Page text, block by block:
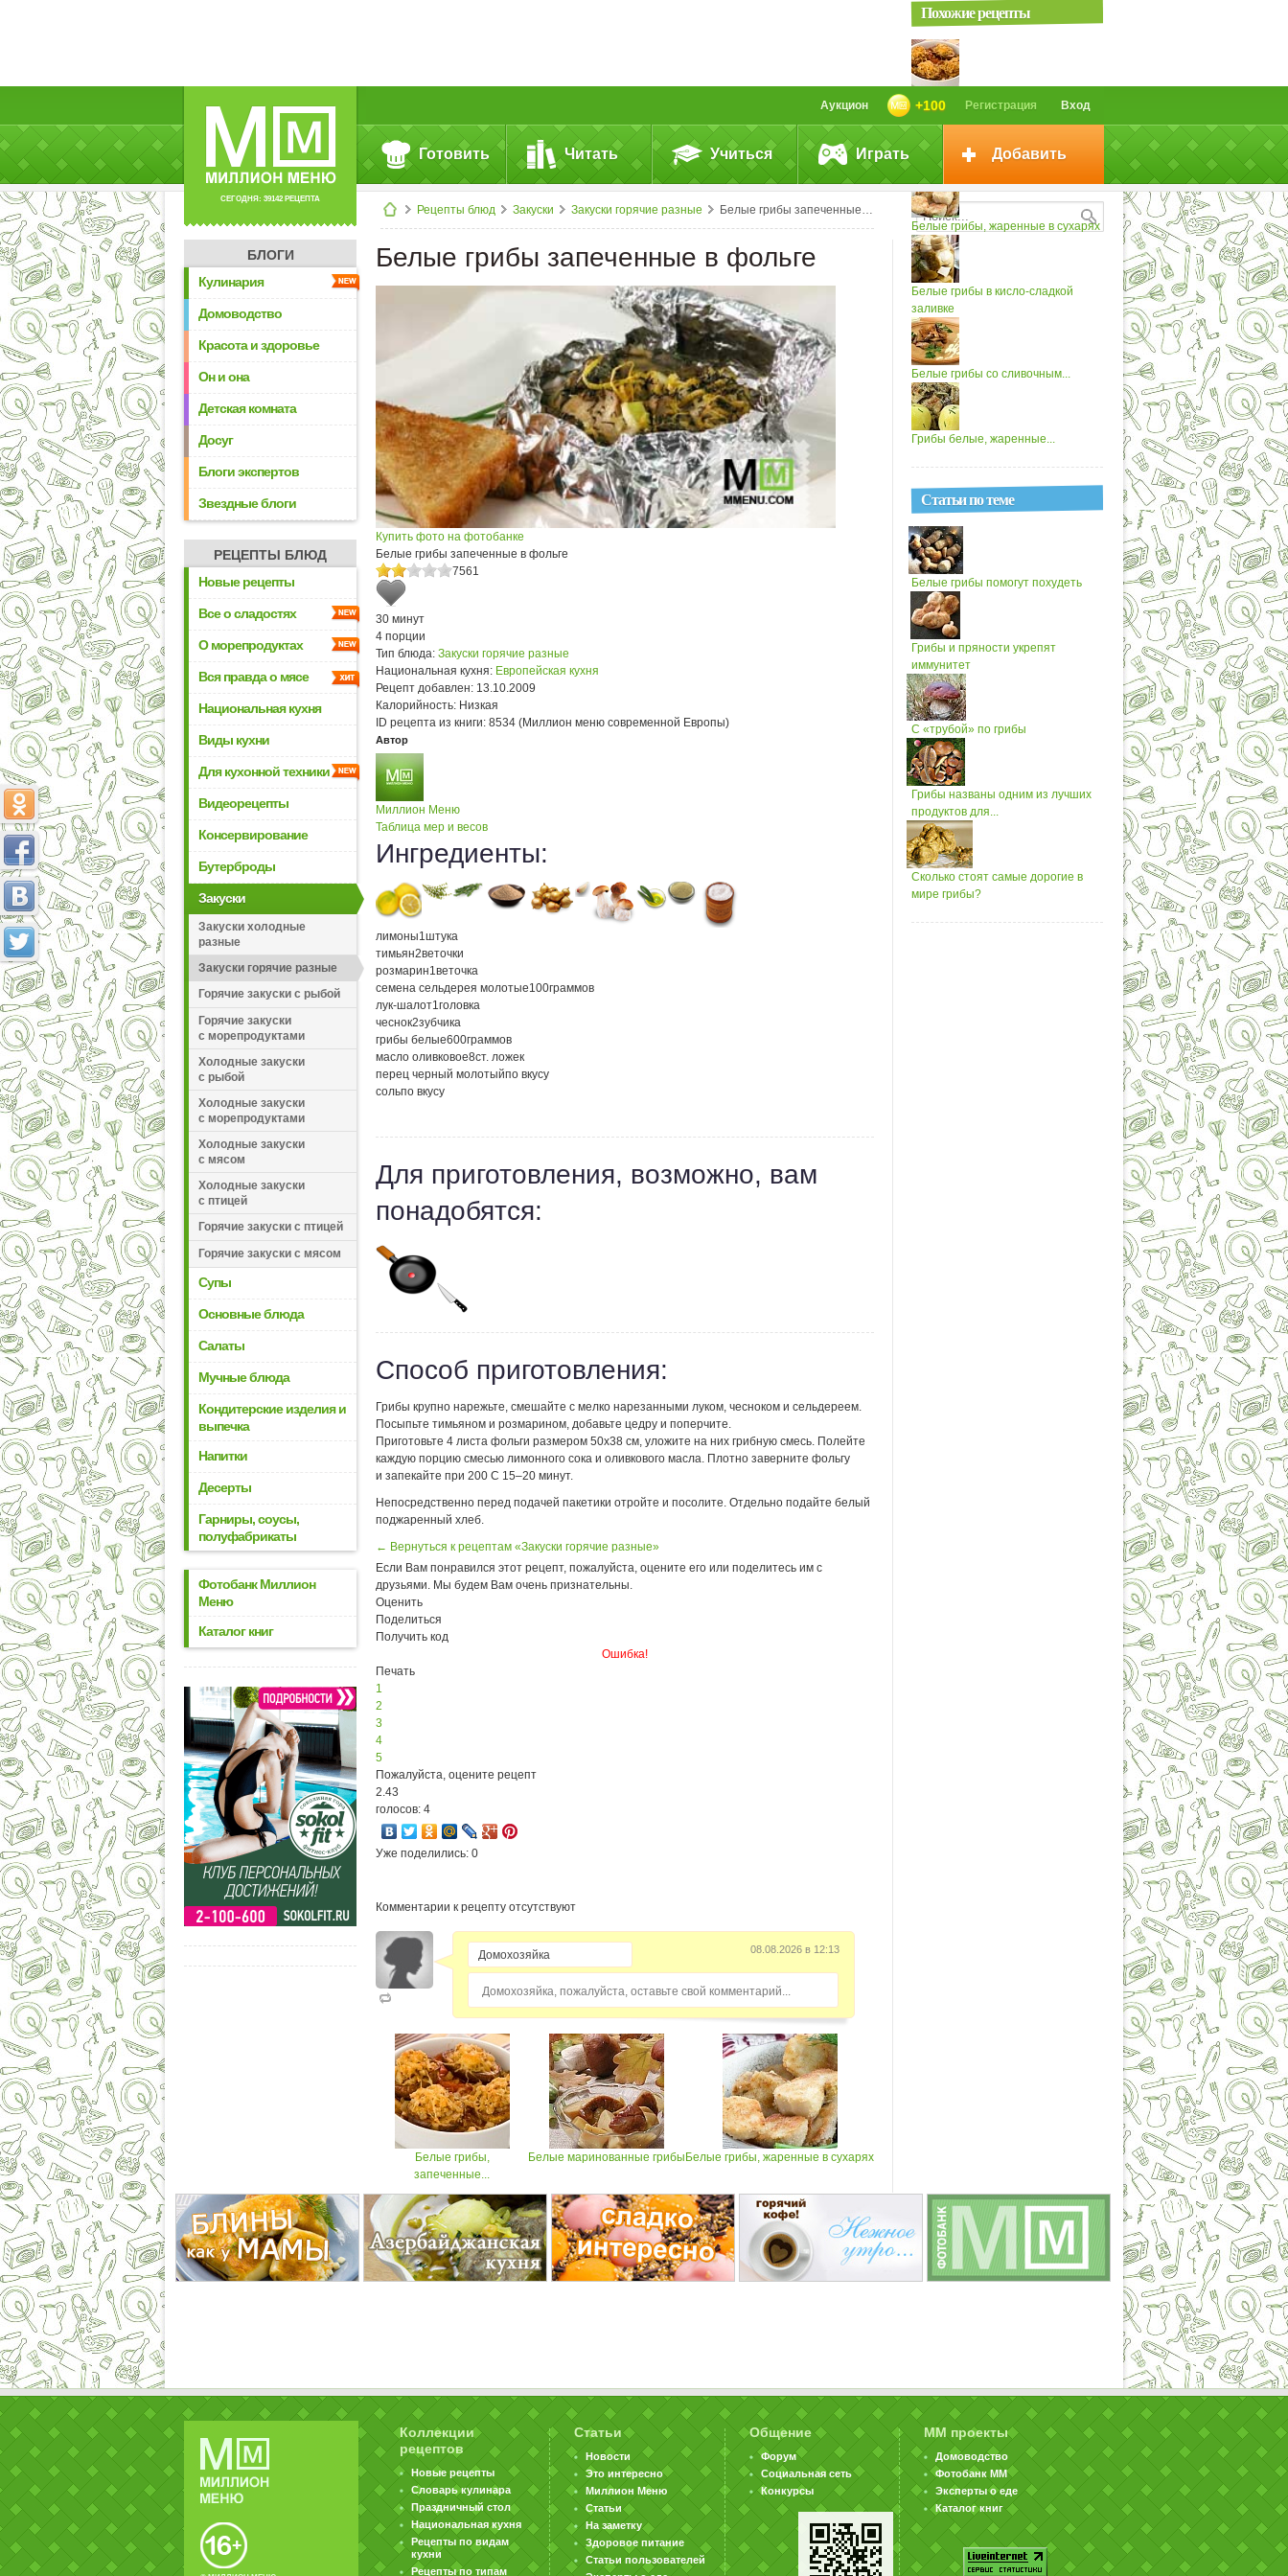
СЕГОДНЯ: 39142 РЕЦЕПТА
Вход
Регистрация
+100
Аукцион
Готовить Читать Учиться Играть Добавить
Рецепты блюд Закуски Закуски горячие разные Белые грибы запеченные в&nbsp;фольге
БЛОГИ
Кулинария
Домоводство
Красота и здоровье
Он и она
Детская комната
Досуг
Блоги экспертов
Звездные блоги
РЕЦЕПТЫ БЛЮД
Новые рецепты
Все о сладостях
О морепродуктах
Вся правда о мясе
Национальная кухня
Виды кухни
Для кухонной техники
Видеорецепты
Консервирование
Бутерброды
Закуски
Закуски холодные
разные
Закуски горячие разные
Горячие закуски с рыбой
Горячие закуски
с морепродуктами
Холодные закуски
с рыбой
Холодные закуски
с морепродуктами
Холодные закуски
с мясом
Холодные закуски
с птицей
Горячие закуски с птицей
Горячие закуски с мясом
Супы
Основные блюда
Салаты
Мучные блюда
Кондитерские изделия и
выпечка
Напитки
Десерты
Гарниры, соусы,
полуфабрикаты
Фотобанк Миллион
Меню
Каталог книг
Белые грибы запеченные в фольге
Купить фото на фотобанке
Белые грибы запеченные в фольге
7561
30 минут
4 порции
Тип блюда: Закуски горячие разные
Национальная кухня: Европейская кухня
Рецепт добавлен: 13.10.2009
Калорийность: Низкая
ID рецепта из книги: 8534 (Миллион меню современной Европы)
Автор
Миллион Меню
Таблица мер и весов
Ингредиенты:
лимоны1штука
тимьян2веточки
розмарин1веточка
семена сельдерея молотые100граммов
лук-шалот1головка
чеснок2зубчика
грибы белые600граммов
масло оливковое8ст. ложек
перец черный молотыйпо вкусу
сольпо вкусу
Для приготовления, возможно, вам
понадобятся:
Способ приготовления:
Грибы крупно нарежьте, смешайте с мелко нарезанными луком, чесноком и сельдереем.
Посыпьте тимьяном и розмарином, добавьте цедру и поперчите.
Приготовьте 4 листа фольги размером 50х38 см, уложите на них грибную смесь. Полейте
каждую порцию смесью лимонного сока и оливкового масла. Плотно заверните фольгу
и запекайте при 200 С 15–20 минут.
Непосредственно перед подачей пакетики отройте и посолите. Отдельно подайте белый
поджаренный хлеб.
← Вернуться к рецептам «Закуски горячие разные»
Если Вам понравился этот рецепт, пожалуйста, оцените его или поделитесь им с
друзьями. Мы будем Вам очень признательны.
Оценить
Поделиться
Получить код
Ошибка!
Печать
1
2
3
4
5
Пожалуйста, оцените рецепт
2.43
голосов: 4
Уже поделились: 0
Комментарии к рецепту отсутствуют
08.08.2026 в 12:13
Домохозяйка, пожалуйста, оставьте свой комментарий...
Белые грибы,
запеченные...
Белые маринованные грибы Белые грибы, жаренные в сухарях
Похожие рецепты
Белые маринованные грибы
Белые грибы, жаренные в сухарях
Белые грибы в кисло-сладкой
заливке
Белые грибы со сливочным...
Грибы белые, жаренные...
Статьи по теме
Белые грибы помогут похудеть
Грибы и пряности укрепят
иммунитет
С «трубой» по грибы
Грибы названы одним из лучших
продуктов для...
Сколько стоят самые дорогие в
мире грибы?
Коллекции
рецептов
Новые рецепты
Словарь кулинара
Праздничный стол
Национальная кухня
Рецепты по видам
кухни
Рецепты по типам
Статьи
Новости
Это интересно
Миллион Меню
Статьи
На заметку
Здоровое питание
Статьи пользователей
Общение
Форум
Социальная сеть
Конкурсы
ММ проекты
Домоводство
Фотобанк ММ
Эксперты о еде
Каталог книг